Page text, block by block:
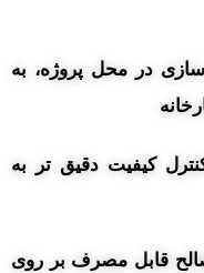
سازی در محل پروژه، به
کیفیت دقیق تر به
قابل مصرف بر روی